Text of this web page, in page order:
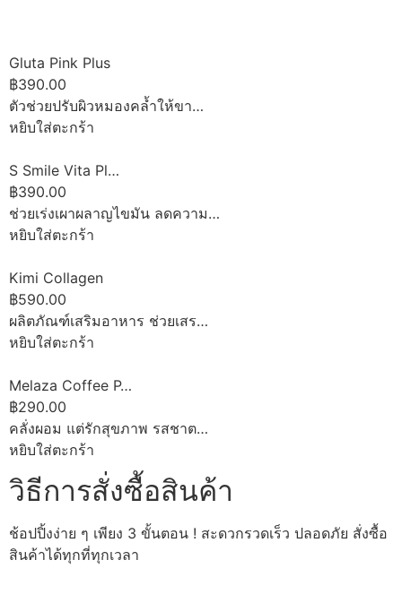
Gluta Pink Plus
฿390.00
ตัวช่วยปรับผิวหมองคล้ำให้ขา…
หยิบใส่ตะกร้า
S Smile Vita Pl…
฿390.00
ช่วยเร่งเผาผลาญไขมัน ลดความ…
หยิบใส่ตะกร้า
Kimi Collagen
฿590.00
ผลิตภัณฑ์เสริมอาหาร ช่วยเสร…
หยิบใส่ตะกร้า
Melaza Coffee P…
฿290.00
คลั่งผอม แต่รักสุขภาพ รสชาต…
หยิบใส่ตะกร้า
วิธีการสั่งซื้อสินค้า
ช้อปปิ้งง่าย ๆ เพียง 3 ขั้นตอน ! สะดวกรวดเร็ว ปลอดภัย สั่งซื้อ
สินค้าได้ทุกที่ทุกเวลา